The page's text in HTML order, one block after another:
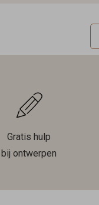
Gratis hulp
bij ontwerpen